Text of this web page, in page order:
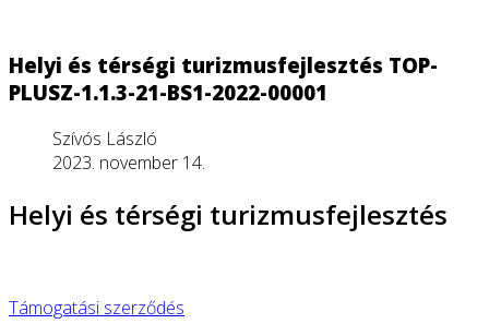
Helyi és térségi turizmusfejlesztés TOP-
PLUSZ-1.1.3-21-BS1-2022-00001
Szívós László
2023. november 14.
Helyi és térségi turizmusfejlesztés
Támogatási szerződés